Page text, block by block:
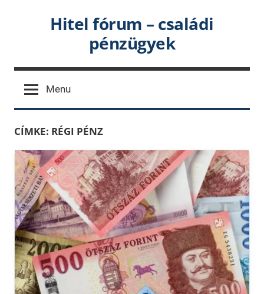
Hitel fórum – családi
pénzügyek
Menu
CÍMKE: RÉGI PÉNZ